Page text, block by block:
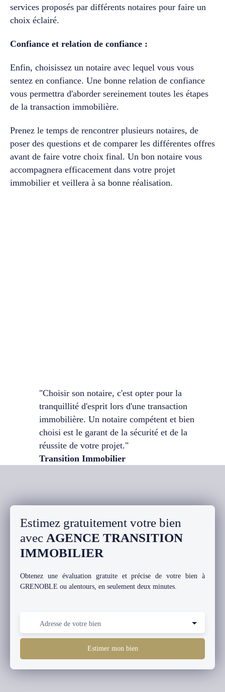
services proposés par différents notaires pour faire un
choix éclairé.
Confiance et relation de confiance :
Enfin, choisissez un notaire avec lequel vous vous
sentez en confiance. Une bonne relation de confiance
vous permettra d'aborder sereinement toutes les étapes
de la transaction immobilière.
Prenez le temps de rencontrer plusieurs notaires, de
poser des questions et de comparer les différentes offres
avant de faire votre choix final. Un bon notaire vous
accompagnera efficacement dans votre projet
immobilier et veillera à sa bonne réalisation.
"Choisir son notaire, c'est opter pour la
tranquillité d'esprit lors d'une transaction
immobilière. Un notaire compétent et bien
choisi est le garant de la sécurité et de la
réussite de votre projet."
Transition Immobilier
Estimez gratuitement votre bien
avec AGENCE TRANSITION
IMMOBILIER
Obtenez une évaluation gratuite et précise de votre bien à
GRENOBLE ou alentours, en seulement deux minutes.
Adresse de votre bien
Estimer mon bien